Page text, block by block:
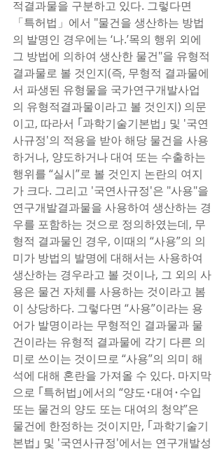
적결과물을 구분하고 있다. 그렇다면
「특허법」에서 "물건을 생산하는 방법
의 발명인 경우에는 ‘나.’목의 행위 외에
그 방법에 의하여 생산한 물건"을 유형적
결과물로 볼 것인지(즉, 무형적 결과물에
서 파생된 유형물을 국가연구개발사업
의 유형적결과물이라고 볼 것인지) 의문
이고, 따라서 ｢과학기술기본법｣ 및 '국연
사규정'의 적용을 받아 해당 물건을 사용
하거나, 양도하거나 대여 또는 수출하는
행위를 “실시”로 볼 것인지 논란의 여지
가 크다. 그리고 '국연사규정'은 "사용"을
연구개발결과물을 사용하여 생산하는 경
우를 포함하는 것으로 정의하였는데, 무
형적 결과물인 경우, 이때의 “사용”의 의
미가 방법의 발명에 대해서는 사용하여
생산하는 경우라고 볼 것이나, 그 외의 사
용은 물건 자체를 사용하는 것이라고 봄
이 상당하다. 그렇다면 “사용”이라는 용
어가 발명이라는 무형적인 결과물과 물
건이라는 유형적 결과물에 각기 다른 의
미로 쓰이는 것이므로 “사용”의 의미 해
석에 대해 혼란을 가져올 수 있다. 마지막
으로 ｢특허법｣에서의 “양도･대여･수입
또는 물건의 양도 또는 대여의 청약”은
물건에 한정하는 것이지만, ｢과학기술기
본법｣ 및 '국연사규정'에서는 연구개발성